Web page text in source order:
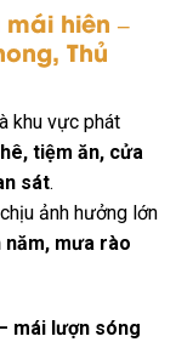
hiên –
Thủ
khu vực phát
tiệm ăn, cửa
sát.
ảnh hưởng lớn
năm, mưa rào
mái lượn sóng